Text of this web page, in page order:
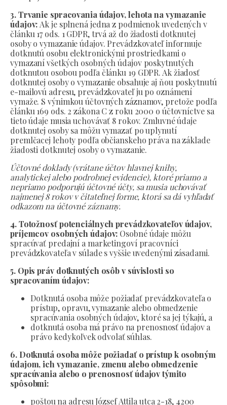
3. Trvanie spracovania údajov, lehota na vymazanie
údajov: Ak je splnená jedna z podmienok uvedených v
článku 17 ods. 1 GDPR, trvá až do žiadosti dotknutej
osoby o vymazanie údajov. Prevádzkovateľ informuje
dotknutú osobu elektronickými prostriedkami o
vymazaní všetkých osobných údajov poskytnutých
dotknutou osobou podľa článku 19 GDPR. Ak žiadosť
dotknutej osoby o vymazanie obsahuje aj ňou poskytnutú
e-mailovú adresu, prevádzkovateľ ju po oznámení
vymaže. S výnimkou účtovných záznamov, pretože podľa
článku 169 ods. 2 zákona C z roku 2000 o účtovníctve sa
tieto údaje musia uchovávať 8 rokov. Zmluvné údaje
dotknutej osoby sa môžu vymazať po uplynutí
premlčacej lehoty podľa občianskeho práva na základe
žiadosti dotknutej osoby o vymazanie.
Účtovné doklady (vrátane účtov hlavnej knihy,
analytickej alebo podrobnej evidencie), ktoré priamo a
nepriamo podporujú účtovné účty, sa musia uchovávať
najmenej 8 rokov v čitateľnej forme, ktorá sa dá vyhľadať
odkazom na účtovné záznamy.
4. Totožnosť potenciálnych prevádzkovateľov údajov,
príjemcov osobných údajov: Osobné údaje môžu
spracúvať predajní a marketingoví pracovníci
prevádzkovateľa v súlade s vyššie uvedenými zásadami.
5. Opis práv dotknutých osôb v súvislosti so
spracovaním údajov:
Dotknutá osoba môže požiadať prevádzkovateľa o
prístup, opravu, vymazanie alebo obmedzenie
spracúvania osobných údajov, ktoré sa jej týkajú, a
dotknutá osoba má právo na prenosnosť údajov a
právo kedykoľvek odvolať súhlas.
6. Dotknutá osoba môže požiadať o prístup k osobným
údajom, ich vymazanie, zmenu alebo obmedzenie
spracúvania alebo o prenosnosť údajov týmito
spôsobmi:
poštou na adresu József Attila utca 2-18, 4200